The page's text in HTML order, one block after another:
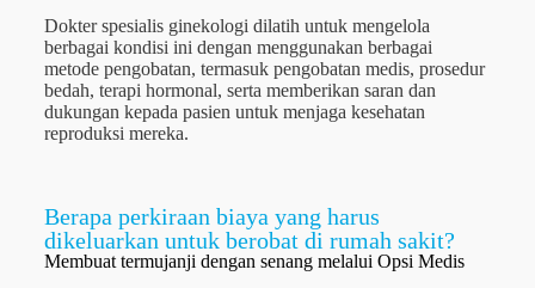
Dokter spesialis ginekologi dilatih untuk mengelola
berbagai kondisi ini dengan menggunakan berbagai
metode pengobatan, termasuk pengobatan medis, prosedur
bedah, terapi hormonal, serta memberikan saran dan
dukungan kepada pasien untuk menjaga kesehatan
reproduksi mereka.
Berapa perkiraan biaya yang harus
dikeluarkan untuk berobat di rumah sakit?
Membuat termujanji dengan senang melalui Opsi Medis